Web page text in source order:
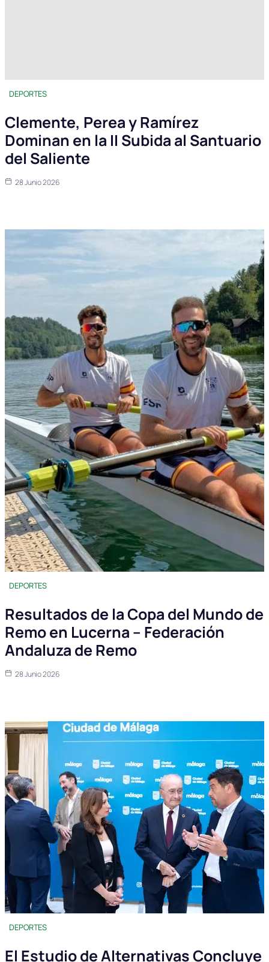
DEPORTES
Clemente, Perea y Ramírez
Dominan en la II Subida al Santuario
del Saliente
28 Junio 2026
DEPORTES
Resultados de la Copa del Mundo de
Remo en Lucerna – Federación
Andaluza de Remo
28 Junio 2026
DEPORTES
El Estudio de Alternativas Concluye